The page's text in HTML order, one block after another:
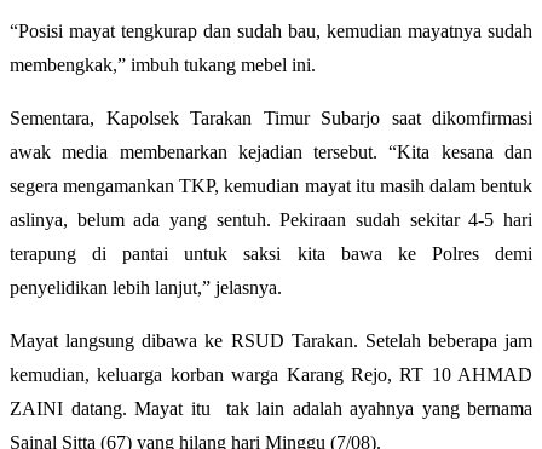
“Posisi mayat tengkurap dan sudah bau, kemudian mayatnya sudah
membengkak,” imbuh tukang mebel ini.
Sementara, Kapolsek Tarakan Timur Subarjo saat dikomfirmasi
awak media membenarkan kejadian tersebut. “Kita kesana dan
segera mengamankan TKP, kemudian mayat itu masih dalam bentuk
aslinya, belum ada yang sentuh. Pekiraan sudah sekitar 4-5 hari
terapung di pantai untuk saksi kita bawa ke Polres demi
penyelidikan lebih lanjut,” jelasnya.
Mayat langsung dibawa ke RSUD Tarakan. Setelah beberapa jam
kemudian, keluarga korban warga Karang Rejo, RT 10 AHMAD
ZAINI datang. Mayat itu tak lain adalah ayahnya yang bernama
Sainal Sitta (67) yang hilang hari Minggu (7/08).